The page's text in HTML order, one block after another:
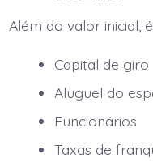
Além do valor inicial,
Capital de giro
Aluguel do
Funcionários
Taxas de